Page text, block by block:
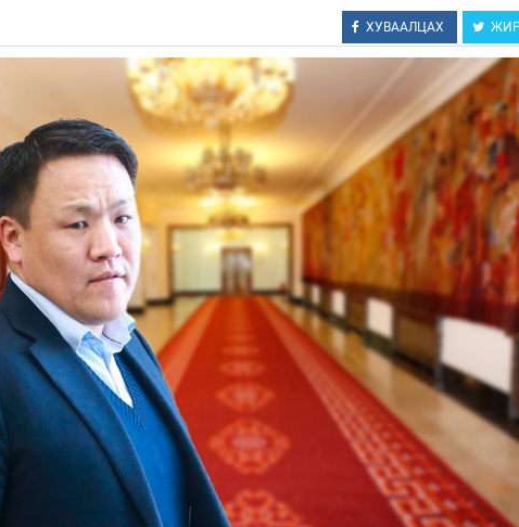
ХУВААЛЦАХ